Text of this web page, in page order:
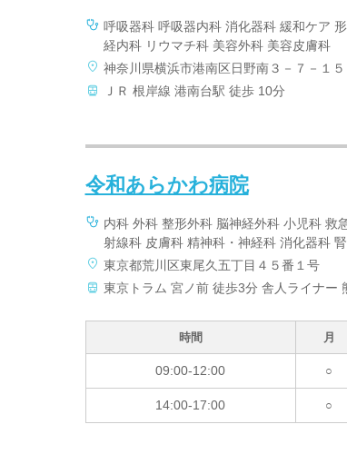
呼吸器科 呼吸器内科 消化器科 緩和ケア
経内科 リウマチ科 美容外科 美容皮膚科
神奈川県横浜市港南区日野南３－７－１５
ＪＲ 根岸線 港南台駅 徒歩 10分
令和あらかわ病院
内科 外科 整形外科 脳神経外科 小児科 救
射線科 皮膚科 精神科・神経科 消化器科
東京都荒川区東尾久五丁目４５番１号
東京トラム 宮ノ前 徒歩3分 舎人ライナー
時間 月
09:00-12:00 ○
14:00-17:00 ○